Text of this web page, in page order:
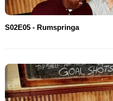
S02E05 - Rumspringa